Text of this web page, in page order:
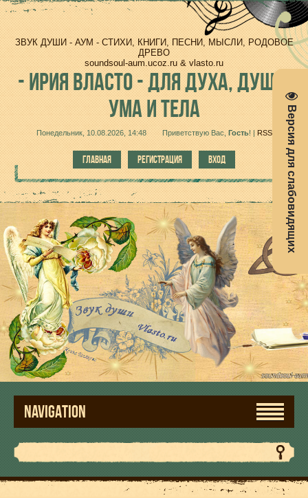
Версия для слабовидящих
ЗВУК ДУШИ - АУМ - СТИХИ, КНИГИ, ПЕСНИ, МЫСЛИ, РОДОВОЕ
ДРЕВО
soundsoul-aum.ucoz.ru & vlasto.ru
-ИРИЯ ВЛАСТО - ДЛЯ ДУХА, ДУШИ,
УМА И ТЕЛА
Понедельник, 10.08.2026, 14:48 Приветствую Вас Гость!| RSS
ГЛАВНАЯ РЕГИСТРАЦИЯ ВХОД
NAVIGATION